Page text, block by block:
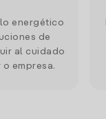
energético
de
al cuidado
empresa.